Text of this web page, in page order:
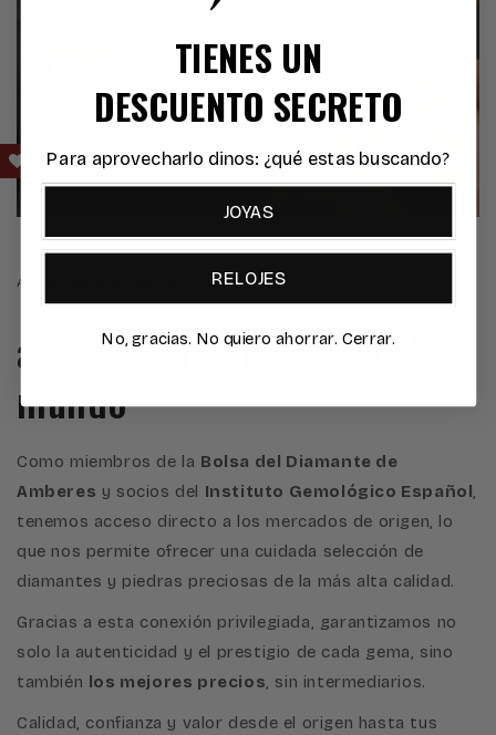
ACCESO EXCLUSIVO
a las mejores piedras del
mundo
Como miembros de la Bolsa del Diamante de
Amberes y socios del Instituto Gemológico Español,
tenemos acceso directo a los mercados de origen, lo
que nos permite ofrecer una cuidada selección de
diamantes y piedras preciosas de la más alta calidad.
Gracias a esta conexión privilegiada, garantizamos no
solo la autenticidad y el prestigio de cada gema, sino
también los mejores precios, sin intermediarios.
Calidad, confianza y valor desde el origen hasta tus
TIENES UN
DESCUENTO SECRETO
Para aprovecharlo dinos: ¿qué estas buscando?
JOYAS
RELOJES
No, gracias. No quiero ahorrar. Cerrar.